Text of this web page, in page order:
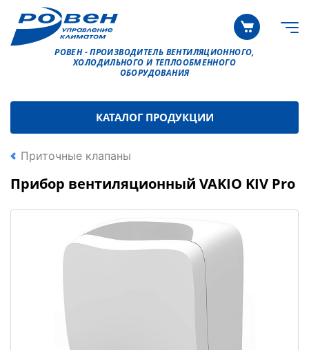
РОВЕН - ПРОИЗВОДИТЕЛЬ ВЕНТИЛЯЦИОННОГО,
ХОЛОДИЛЬНОГО И ТЕПЛООБМЕННОГО
ОБОРУДОВАНИЯ
КАТАЛОГ ПРОДУКЦИИ
Приточные клапаны
Прибор вентиляционный VAKIO KIV Pro